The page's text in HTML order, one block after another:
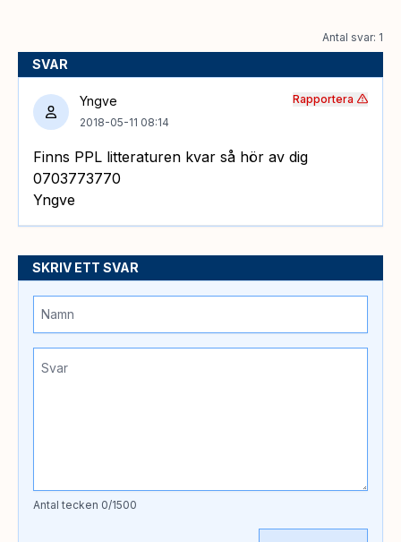
Antal svar: 1
SVAR
Yngve
2018-05-11 08:14
Finns PPL litteraturen kvar så hör av dig
0703773770
Yngve
Rapportera
SKRIV ETT SVAR
Antal tecken 0/1500